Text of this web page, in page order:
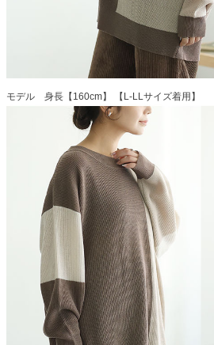
モデル 身長【160cm】 【L-LLサイズ着用】